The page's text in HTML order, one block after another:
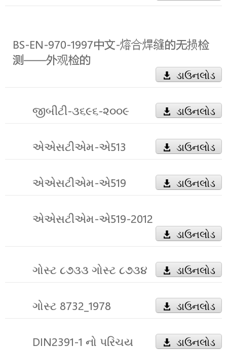
BS-EN-970-1997中文-熔合焊缝的无损检
测――外观检的
ડાઉનલોડ
જીબીટી-૩૬૯૬-૨૦૦૯ ડાઉનલોડ
એએસટીએમ-એ513 ડાઉનલોડ
એએસટીએમ-એ519 ડાઉનલોડ
એએસટીએમ-એ519-2012
ડાઉનલોડ
ગોસ્ટ ૮૭૩૩ ગોસ્ટ ૮૭૩૪ ડાઉનલોડ
ગોસ્ટ 8732_1978 ડાઉનલોડ
DIN2391-1 નો પરિચય ડાઉનલોડ